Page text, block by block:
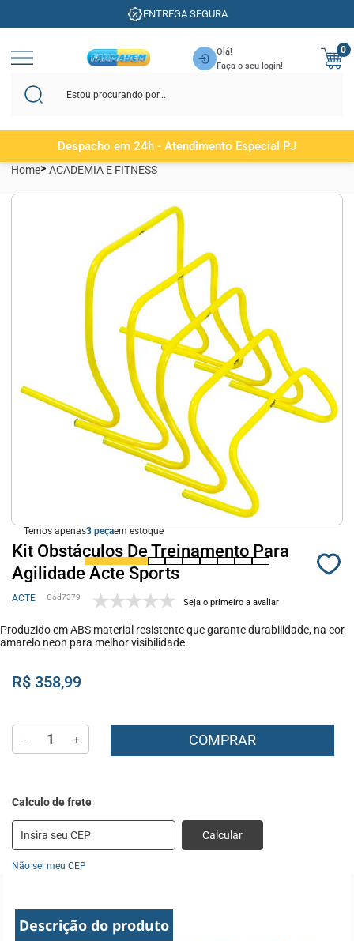
SITE 100% SEGURO
Olá!
Faça o seu login!
0
Despacho em 24h - Atendimento Especial PJ
Home ACADEMIA E FITNESS
Temos apenas3 em estoque
Kit Obstáculos De Treinamento Para
Agilidade Acte Sports
ACTE 7379 Seja o primeiro a avaliar
Produzido em ABS material resistente que garante durabilidade, na cor
amarelo neon para melhor visibilidade.
R$ 358,99
- + COMPRAR
Calcular
Não sei meu CEP
Descrição do produto